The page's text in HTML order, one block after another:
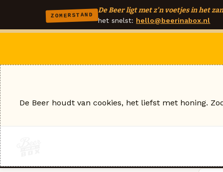
ZOMERSTAND
De Beer ligt met z'n voetjes in het
het snelst: hello@beerinabox.nl
De Beer houdt van cookies, het liefst met honing.